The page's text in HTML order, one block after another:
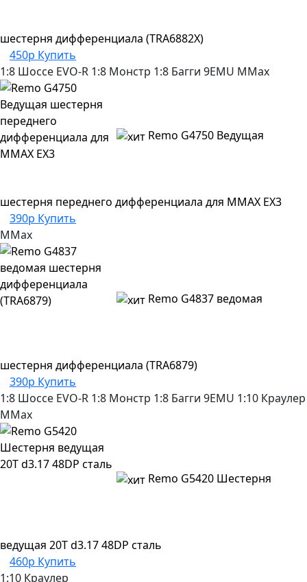
шестерня дифференциала (TRA6882X)
450р Купить
1:8 Шоссе EVO-R 1:8 Монстр 1:8 Багги 9EMU MMax
Remo G4750 Ведущая
шестерня переднего дифференциала для MMAX EX3
390р Купить
MMax
Remo G4837 ведомая
шестерня дифференциала (TRA6879)
390р Купить
1:8 Шоссе EVO-R 1:8 Монстр 1:8 Багги 9EMU 1:10 Краулер
MMax
Remo G5420 Шестерня
ведущая 20T d3.17 48DP сталь
460р Купить
1:10 Краулер